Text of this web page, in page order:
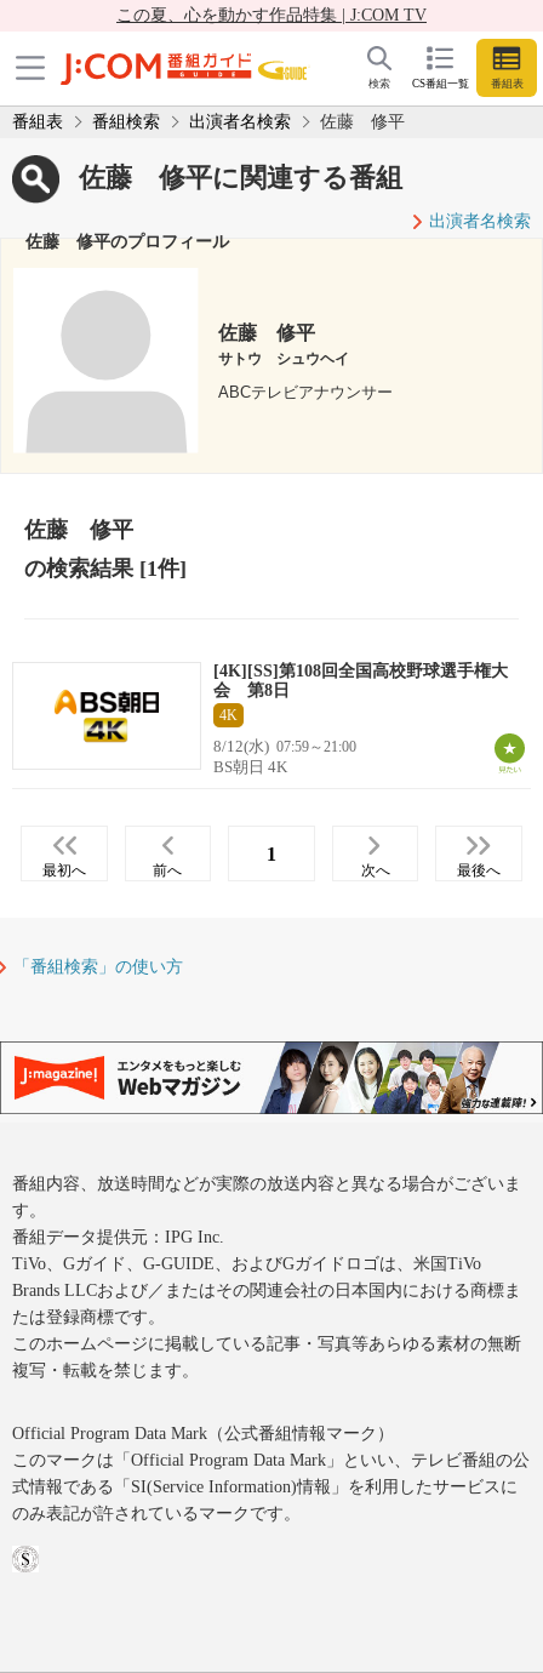
この夏、心を動かす作品特集 | J:COM TV
CS番組一覧 番組表
検索
番組表 番組検索 出演者名検索 佐藤 修平
佐藤 修平に関連する番組
出演者名検索
佐藤 修平のプロフィール
佐藤 修平
サトウ シュウヘイ
ABCテレビアナウンサー
佐藤 修平
の検索結果[1件]
[4K][SS]第108回全国高校野球選手権大
会 第8日
4K
8/12(水) 07:59～21:00
BS朝日 4K
最初へ 前へ
1
次へ 最後へ
「番組検索」の使い方
番組内容、放送時間などが実際の放送内容と異なる場合がございま
す。
番組データ提供元：IPG Inc.
TiVo、Gガイド、G-GUIDE、およびGガイドロゴは、米国TiVo
Brands LLCおよび／またはその関連会社の日本国内における商標ま
たは登録商標です。
このホームページに掲載している記事・写真等あらゆる素材の無断
複写・転載を禁じます。
Official Program Data Mark（公式番組情報マーク）
このマークは「Official Program Data Mark」といい、テレビ番組の公
式情報である「SI(Service Information)情報」を利用したサービスに
のみ表記が許されているマークです。